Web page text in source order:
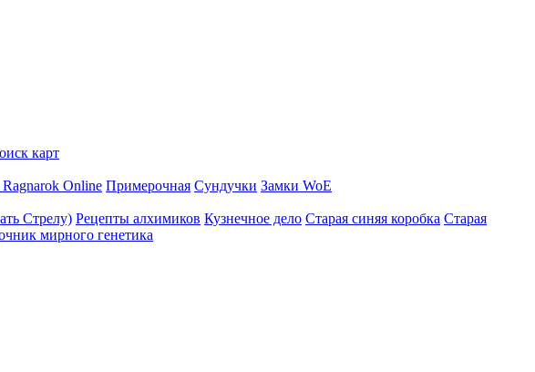
карт
Online Примерочная Сундучки Замки WoE
Стрелу) Рецепты алхимиков Кузнечное дело Старая синяя коробка Старая
мирного генетика